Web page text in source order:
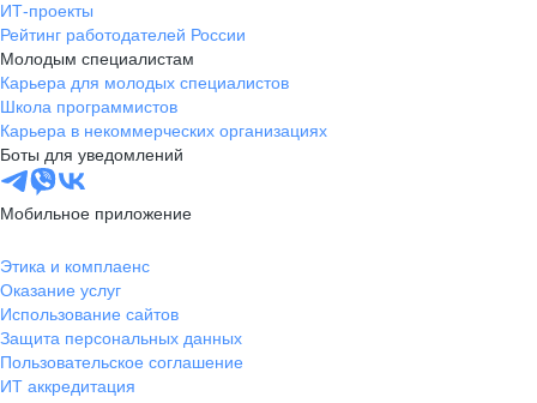
ИТ-проекты
Рейтинг работодателей России
Молодым специалистам
Карьера для молодых специалистов
Школа программистов
Карьера в некоммерческих организациях
Боты для уведомлений
Мобильное приложение
Этика и комплаенс
Оказание услуг
Использование сайтов
Защита персональных данных
Пользовательское соглашение
ИТ аккредитация